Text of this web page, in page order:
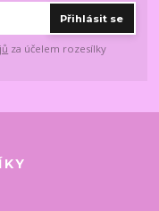
Přihlásit se
za účelem rozesílky